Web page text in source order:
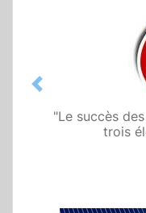
"Le succès
trois
Previous